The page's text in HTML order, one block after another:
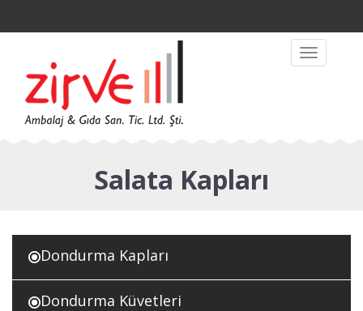
Toggle
navigation
Salata Kapları
Dondurma Kapları
Dondurma Küvetleri